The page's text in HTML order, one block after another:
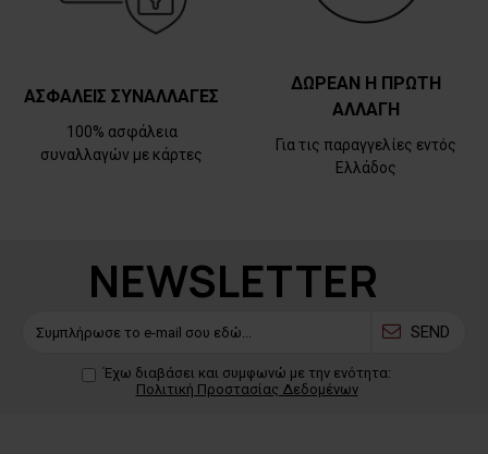
ΑΣΦΑΛΕΙΣ ΣΥΝΑΛΛΑΓΕΣ
100% ασφάλεια
συναλλαγών με κάρτες
ΔΩΡΕΑΝ Η ΠΡΩΤΗ
ΑΛΛΑΓΗ
Για τις παραγγελίες εντός
Ελλάδος
NEWSLETTER
SEND
Έχω διαβάσει και συμφωνώ με την ενότητα:
Πολιτική Προστασίας Δεδομένων